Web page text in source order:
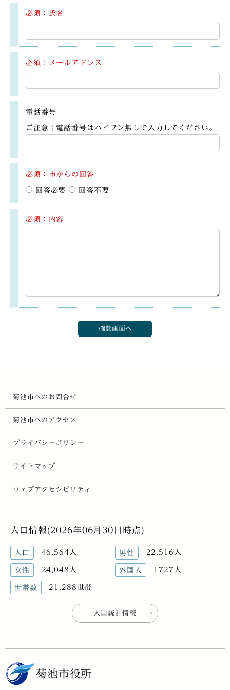
必須：氏名
必須：メールアドレス
電話番号
ご注意：電話番号はハイフン無しで入力してください。
必須：市からの回答
回答必要 回答不要
必須：内容
菊池市へのお問合せ
菊池市へのアクセス
プライバシーポリシー
サイトマップ
ウェブアクセシビリティ
人口情報(2026年06月30日時点)
人口 46,564人 男性 22,516人
女性 24,048人 外国人 1727人
世帯数 21,288世帯
人口統計情報
菊池市役所